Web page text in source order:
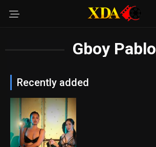
Gboy Pablo
Recently added